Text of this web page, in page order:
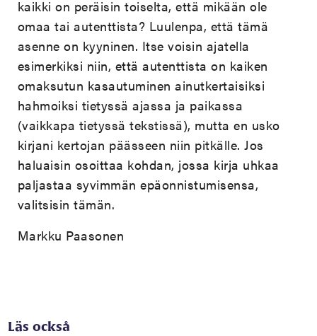
kaikki on peräisin toiselta, että mikään ole
omaa tai autenttista? Luulenpa, että tämä
asenne on kyyninen. Itse voisin ajatella
esimerkiksi niin, että autenttista on kaiken
omaksutun kasautuminen ainutkertaisiksi
hahmoiksi tietyssä ajassa ja paikassa
(vaikkapa tietyssä tekstissä), mutta en usko
kirjani kertojan päässeen niin pitkälle. Jos
haluaisin osoittaa kohdan, jossa kirja uhkaa
paljastaa syvimmän epäonnistumisensa,
valitsisin tämän.
Markku Paasonen
Läs också